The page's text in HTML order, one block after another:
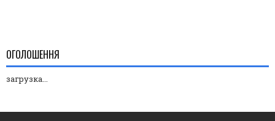
ОГОЛОШЕННЯ
загрузка...